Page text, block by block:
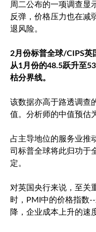
周二公布的一项调查显
反弹，价格压力也在减
退风险。
2月份标普全球/CIPS英
从1月份的48.5跃升至
枯分界线。
该数据亦高于路透调查
值。分析师的中值预估
占主导地位的服务业推
司标普全球将此归功于
定。
对英国央行来说，至关
时，PMI中的价格指数
降，企业成本上升的速